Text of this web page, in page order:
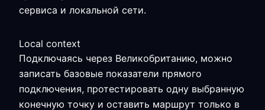
сервиса и локальной сети.
Local context
Подключаясь через Великобританию, можно
записать базовые показатели прямого
подключения, протестировать одну выбранную
конечную точку и оставить маршрут только в